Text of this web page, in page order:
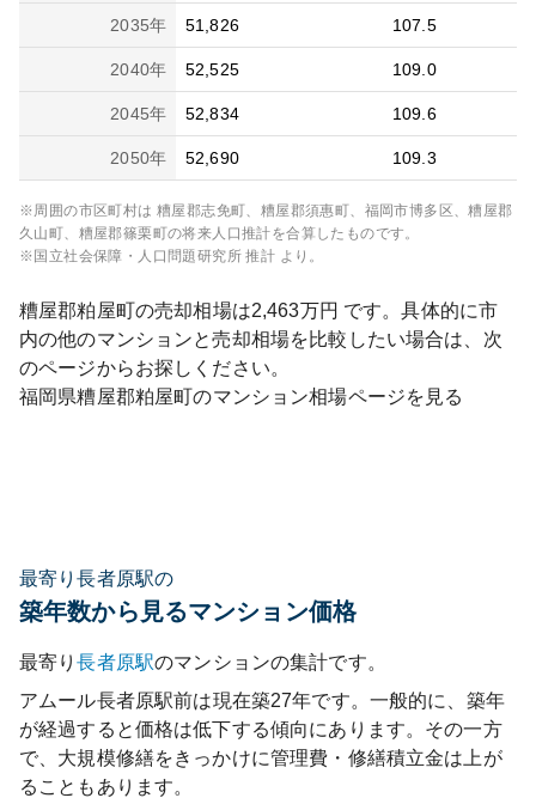
2035年 51,826 107.5
2040年 52,525 109.0
2045年 52,834 109.6
2050年 52,690 109.3
※周囲の市区町村は 糟屋郡志免町、糟屋郡須惠町、福岡市博多区、糟屋郡
久山町、糟屋郡篠栗町の将来人口推計を合算したものです。
※国立社会保障・人口問題研究所 推計 より。
糟屋郡粕屋町の売却相場は2,463万円 です。具体的に市
内の他のマンションと売却相場を比較したい場合は、次
のページからお探しください。
福岡県糟屋郡粕屋町のマンション相場ページを見る
最寄り長者原駅の
築年数から見るマンション価格
最寄り長者原駅のマンションの集計です。
アムール長者原駅前は現在築27年です。一般的に、築年
が経過すると価格は低下する傾向にあります。その一方
で、大規模修繕をきっかけに管理費・修繕積立金は上が
ることもあります。